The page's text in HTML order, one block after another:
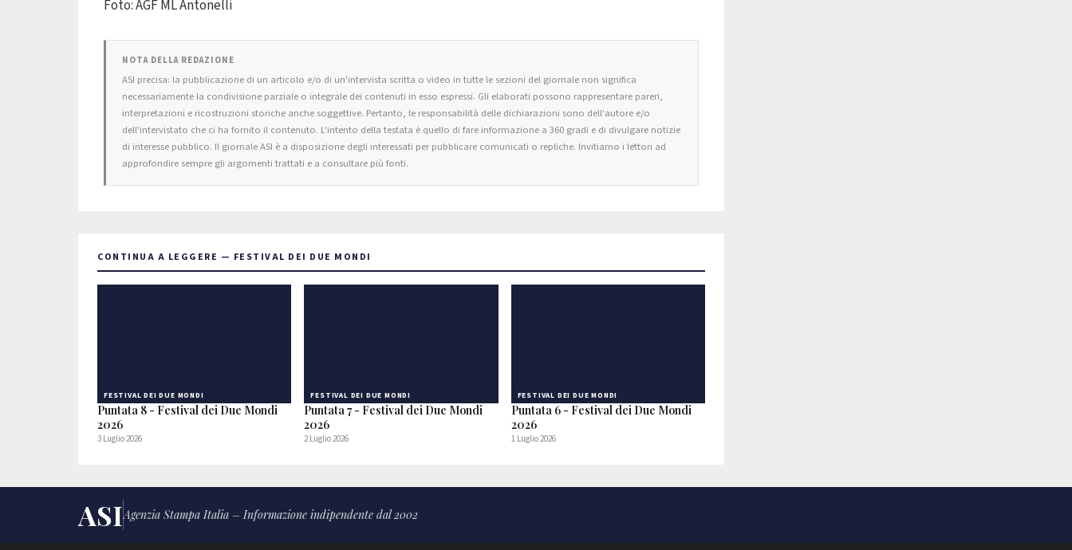
Foto: AGF ML Antonelli
NOTA DELLA REDAZIONE
ASI precisa: la pubblicazione di un articolo e/o di un'intervista scritta o video in tutte le sezioni del giornale non significa
necessariamente la condivisione parziale o integrale dei contenuti in esso espressi. Gli elaborati possono rappresentare pareri,
interpretazioni e ricostruzioni storiche anche soggettive. Pertanto, le responsabilità delle dichiarazioni sono dell'autore e/o
dell'intervistato che ci ha fornito il contenuto. L'intento della testata è quello di fare informazione a 360 gradi e di divulgare notizie
di interesse pubblico. Il giornale ASI è a disposizione degli interessati per pubblicare comunicati o repliche. Invitiamo i lettori ad
approfondire sempre gli argomenti trattati e a consultare più fonti.
CONTINUA A LEGGERE — FESTIVAL DEI DUE MONDI
FESTIVAL DEI DUE MONDI
Puntata 8 - Festival dei Due Mondi
2026
3 Luglio 2026
FESTIVAL DEI DUE MONDI
Puntata 7 - Festival dei Due Mondi
2026
2 Luglio 2026
FESTIVAL DEI DUE MONDI
Puntata 6 - Festival dei Due Mondi
2026
1 Luglio 2026
ASIAgenzia Stampa Italia – Informazione indipendente dal 2002